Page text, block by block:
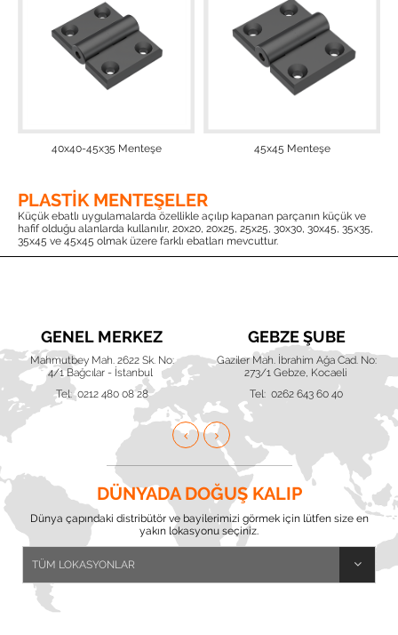
40x40-45x35 Menteşe 45x45 Menteşe
PLASTIK MENTEŞELER
Küçük ebatlı uygulamalarda özellikle açılıp kapanan parçanın küçük ve
hafif olduğu alanlarda kullanılır, 20x20, 20x25, 25x25, 30x30, 30x45, 35x35,
35x45 ve 45x45 olmak üzere farklı ebatları mevcuttur.
GENEL MERKEZ
Mahmutbey Mah. 2622 Sk. No:
4/1 Bağcılar - İstanbul
Tel: 0212 480 08 28
GEBZE ŞUBE
Gaziler Mah. İbrahim Ağa Cad. No:
273/1 Gebze, Kocaeli
Tel: 0262 643 60 40
DÜNYADA DOĞUŞ KALIP
Dünya çapındaki distribütör ve bayilerimizi görmek için lütfen size en
yakın lokasyonu seçiniz.